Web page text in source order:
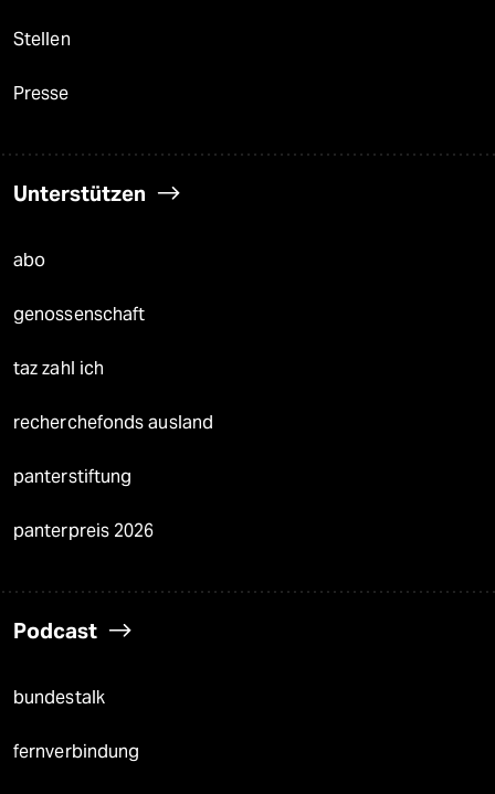
Stellen
Presse
Unterstützen
abo
genossenschaft
taz zahl ich
recherchefonds ausland
panterstiftung
panterpreis 2026
Podcast
bundestalk
fernverbindung